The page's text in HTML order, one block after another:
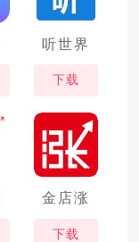
听世界
下载
金店涨
下载